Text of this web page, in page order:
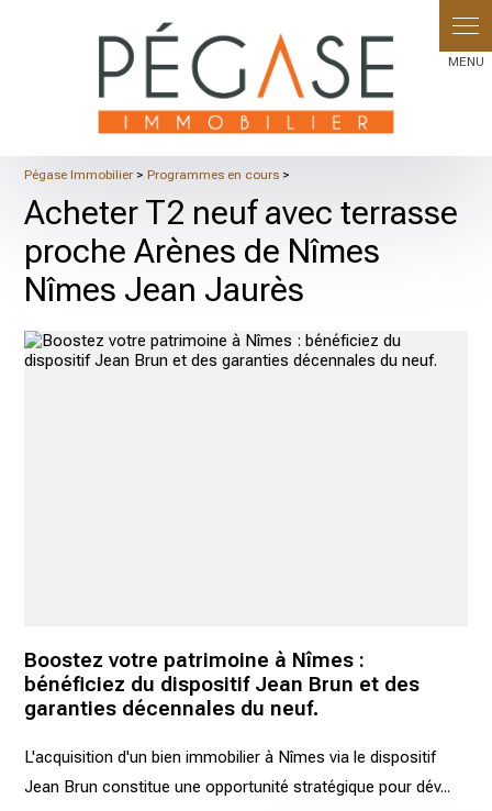
Pégase Immobilier >Programmes en cours >
Acheter T2 neuf avec terrasse
proche Arènes de Nîmes
Nîmes Jean Jaurès
Boostez votre patrimoine à Nîmes :
bénéficiez du dispositif Jean Brun et des
garanties décennales du neuf.
L'acquisition d'un bien immobilier à Nîmes via le dispositif
Jean Brun constitue une opportunité stratégique pour dév...